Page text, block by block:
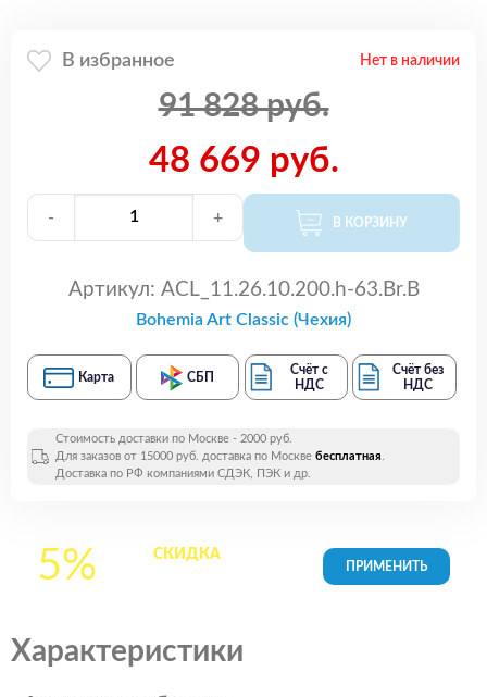
В избранное Нет в наличии
91 828 руб.
48 669 руб.
- + В КОРЗИНУ
Артикул: ACL_11.26.10.200.h-63.Br.B
Bohemia Art Classic (Чехия)
Карта СБП
Счёт с
НДС
Счёт без
НДС
Стоимость доставки по Москве - 2000 руб.
Для заказов от 15000 руб. доставка по Москве бесплатная.
Доставка по РФ компаниями СДЭК, ПЭК и др.
5% СКИДКАна все
Характеристики